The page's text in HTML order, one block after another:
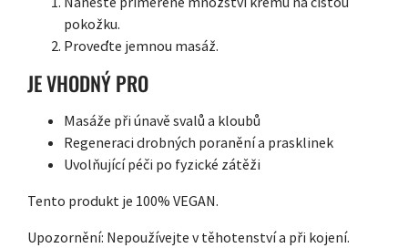
pokožku.
Proveďte jemnou masáž.
JE VHODNÝ PRO
Masáže při únavě svalů a kloubů
Regeneraci drobných poranění a prasklinek
Uvolňující péči po fyzické zátěži
Tento produkt je 100% VEGAN.
Upozornění: Nepoužívejte v těhotenství a při kojení.